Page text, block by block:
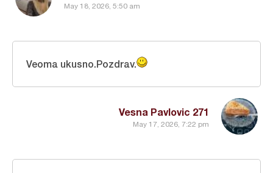
May 18, 2026, 5:50 am
Vesna Pavlovic 271
May 17, 2026, 7:22 pm
Veoma ukusno.Pozdrav.